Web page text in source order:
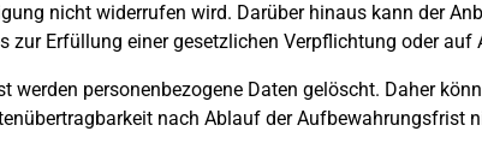
nicht widerrufen wird. Darüber hinaus kann der
zur Erfüllung einer gesetzlichen Verpflichtung oder auf
werden personenbezogene Daten gelöscht. Daher
nach Ablauf der Aufbewahrungsfrist